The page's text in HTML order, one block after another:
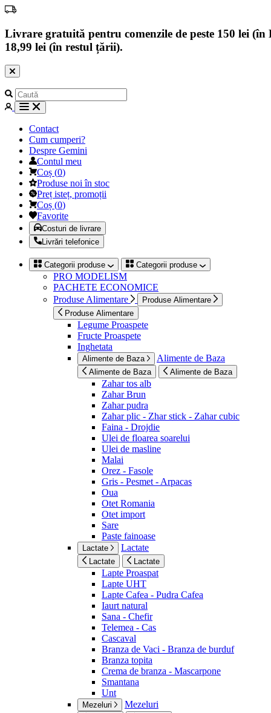
Livrare gratuită pentru comenzile de peste 150 lei
18,99 lei (în restul țării).
Contact
Cum cumperi?
Despre Gemini
Contul meu
Coș (0)
Produse noi în stoc
Preț isteț, promoții
Coș (0)
Favorite
Costuri de livrare
Livrări telefonice
Categorii produse Categorii produse
PRO MODELISM
PACHETE ECONOMICE
Produse Alimentare
Produse Alimentare
Produse Alimentare
Legume Proaspete
Fructe Proaspete
Inghetata
Alimente de Baza Alimente de Baza
Alimente de Baza Alimente de Baza
Zahar tos alb
Zahar Brun
Zahar pudra
Zahar plic - Zhar stick - Zahar cubic
Faina - Drojdie
Ulei de floarea soarelui
Ulei de masline
Malai
Orez - Fasole
Gris - Pesmet - Arpacas
Oua
Otet Romania
Otet import
Sare
Paste fainoase
Lactate Lactate
Lactate Lactate
Lapte Proaspat
Lapte UHT
Lapte Cafea - Pudra Cafea
Iaurt natural
Sana - Chefir
Telemea - Cas
Cascaval
Branza de Vaci - Branza de burduf
Branza topita
Crema de branza - Mascarpone
Smantana
Unt
Mezeluri Mezeluri